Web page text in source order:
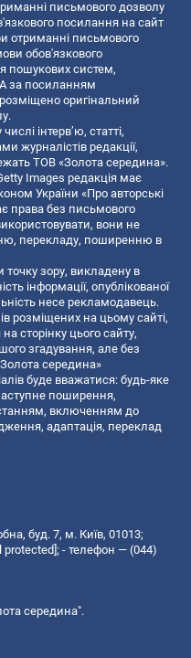
письмового дозволу
посилання на сайт
отриманні письмового
обов'язкового
пошукових систем,
за посиланням
оригінальний
інтерв’ю, статті,
журналістів редакції,
ТОВ «Золота середина».
Images редакція має
України «Про авторські
права без письмового
вони не
перекладу, поширенню в
точку зору, викладену в
інформації, опублікованої
несе рекламодавець.
розміщених на цьому сайті,
сторінку цього сайту,
згадування, але без
середина»
буде вважатися: будь-яке
поширення,
включенням до
адаптація, переклад
буд. 7, м. Київ, 01013;
protected] ; - телефон — (044)
середина".